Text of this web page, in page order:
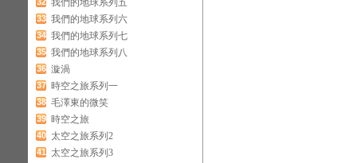
我們的地球系列五
33 我們的地球系列六
34 我們的地球系列七
35 我們的地球系列八
36 漩渦
37 時空之旅系列一
38 毛澤東的微笑
39 時空之旅
40 太空之旅系列2
41 太空之旅系列3